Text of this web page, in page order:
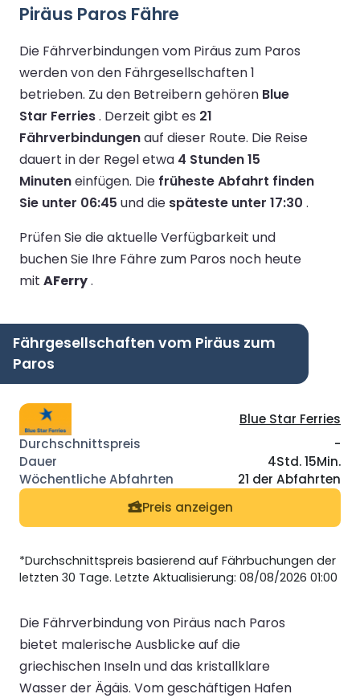
Piräus Paros Fähre
Die Fährverbindungen vom Piräus zum Paros
werden von den Fährgesellschaften 1
betrieben. Zu den Betreibern gehören Blue
Star Ferries. Derzeit gibt es 21
Fährverbindungenauf dieser Route. Die Reise
dauert in der Regel etwa 4 Stunden 15
Minuteneinfügen. Die früheste Abfahrt finden
Sie unter 06:45 und die späteste unter 17:30 .
Prüfen Sie die aktuelle Verfügbarkeit und
buchen Sie Ihre Fähre zum Paros noch heute
mit AFerry.
Fährgesellschaften vom Piräus zum
Paros
Blue Star Ferries
-
4Std. 15Min.
21 der Abfahrten
Preis anzeigen
*Durchschnittspreis basierend auf Fährbuchungen der
letzten 30 Tage. Letzte Aktualisierung: 08/08/2026 01:00
Die Fährverbindung von Piräus nach Paros
bietet malerische Ausblicke auf die
griechischen Inseln und das kristallklare
Wasser der Ägäis. Vom geschäftigen Hafen